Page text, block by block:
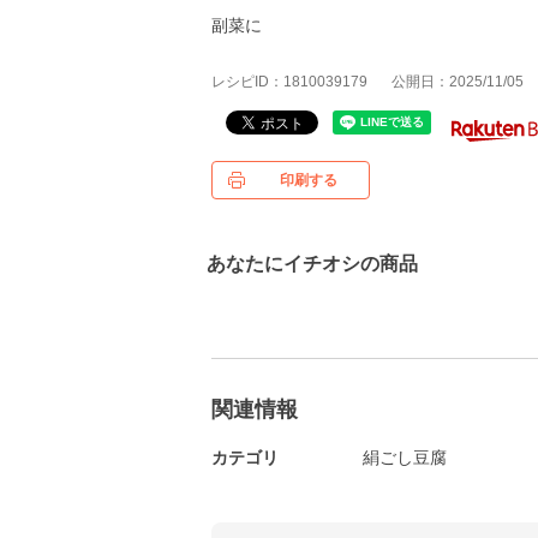
副菜に
レシピID：1810039179 公開日：2025/11/05
印刷する
あなたにイチオシの商品
関連情報
カテゴリ 絹ごし豆腐